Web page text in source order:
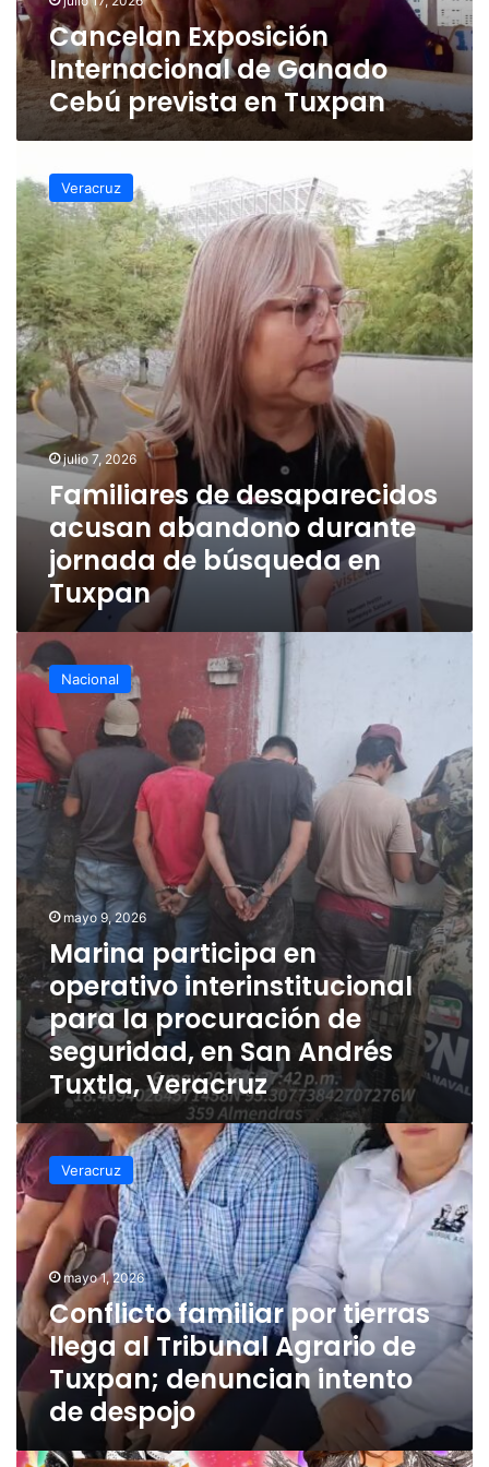
Tuxpan
Cancelan Exposición
Internacional de Ganado
Cebú prevista en Tuxpan
de
desaparecidos
acusan
abandono
durante
jornada
de
búsqueda
en
Tuxpan
Veracruz
julio 7, 2026
Familiares de desaparecidos
acusan abandono durante
jornada de búsqueda en
Tuxpan
Marina
participa
operativo
interinstitucional
para
la
procuración
seguridad,
en
San
Andrés
Tuxtla,
Veracruz
Nacional
mayo 9, 2026
Marina participa en
operativo interinstitucional
para la procuración de
seguridad, en San Andrés
Tuxtla, Veracruz
Conflicto
familiar
por
tierras
llega
al
Tribunal
Agrario
de
Tuxpan;
denuncian
intento
de
despojo
Veracruz
mayo 1, 2026
Conflicto familiar por tierras
llega al Tribunal Agrario de
Tuxpan; denuncian intento
de despojo
Todo